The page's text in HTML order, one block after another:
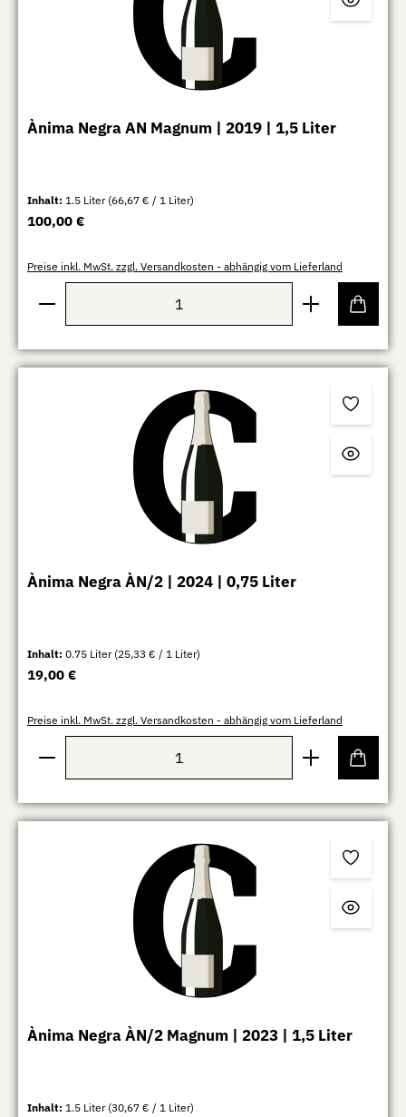
Ànima Negra AN Magnum | 2019 | 1,5 Liter
Inhalt: 1.5 Liter (66,67 € / 1 Liter)
Regulärer Preis:
100,00 €
Preise inkl. MwSt. zzgl. Versandkosten - abhängig vom Lieferland
Produkt Anzahl: Gib den gewünschten Wert ein
Ànima Negra ÀN/2 | 2024 | 0,75 Liter
Inhalt:0.75 Liter (25,33 € / 1 Liter)
Regulärer Preis:
19,00 €
Preise inkl. MwSt. zzgl. Versandkosten - abhängig vom Lieferland
Produkt Anzahl: Gib den gewünschten Wert ein
Ànima Negra ÀN/2 Magnum | 2023 | 1,5 Liter
Inhalt: 1.5 Liter (30,67 € / 1 Liter)